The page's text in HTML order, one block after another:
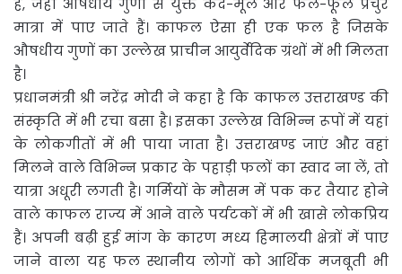
है, जहां औषधीय गुणों से युक्त कंद-मूल और फल-फूल प्रचुर
मात्रा में पाए जाते हैं। काफल ऐसा ही एक फल है जिसके
औषधीय गुणों का उल्लेख प्राचीन आयुर्वेदिक ग्रंथों में भी मिलता
है।
प्रधानमंत्री श्री नरेंद्र मोदी ने कहा है कि काफल उत्तराखण्ड की
संस्कृति में भी रचा बसा है। इसका उल्लेख विभिन्न रूपों में यहां
के लोकगीतों में भी पाया जाता है। उत्तराखण्ड जाएं और वहां
मिलने वाले विभिन्न प्रकार के पहाड़ी फलों का स्वाद ना लें, तो
यात्रा अधूरी लगती है। गर्मियों के मौसम में पक कर तैयार होने
वाले काफल राज्य में आने वाले पर्यटकों में भी खासे लोकप्रिय
हैं। अपनी बढ़ी हुई मांग के कारण मध्य हिमालयी क्षेत्रों में पाए
जाने वाला यह फल स्थानीय लोगों को आर्थिक मजबूती भी